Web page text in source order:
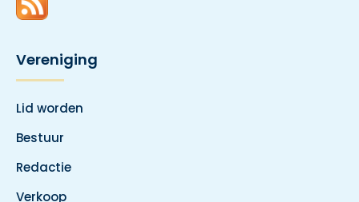
Vereniging
Lid worden
Bestuur
Redactie
Verkoop